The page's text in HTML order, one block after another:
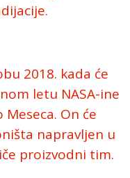
2018. kada će
letu NASA-ine
On će
napravljen u
proizvodni tim.